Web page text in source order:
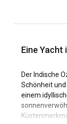
Eine Yacht
Der Indische
Schönheit
einem